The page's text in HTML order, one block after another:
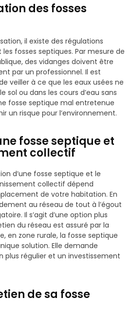
des fosses
il existe des régulations
fosses septiques. Par mesure de
des vidanges doivent être
par un professionnel. Il est
veiller à ce que les eaux usées ne
sol ou dans les cours d’eau sans
fosse septique mal entretenue
un risque pour l’environnement.
fosse septique et
collectif
d’une fosse septique et le
collectif dépend
de votre habitation. En
au réseau de tout à l’égout
Il s’agit d’une option plus
du réseau est assuré par la
en zone rurale, la fosse septique
solution. Elle demande
régulier et un investissement
de sa fosse